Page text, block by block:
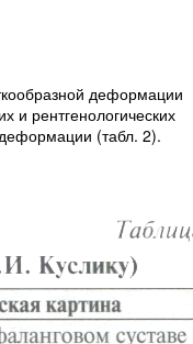
деформации
и рентгенологических
(табл. 2).